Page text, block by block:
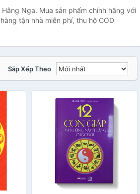
Nga. Mua sản phẩm chính hãng với
tận nhà miễn phí, thu hộ COD
Sắp Xếp Theo